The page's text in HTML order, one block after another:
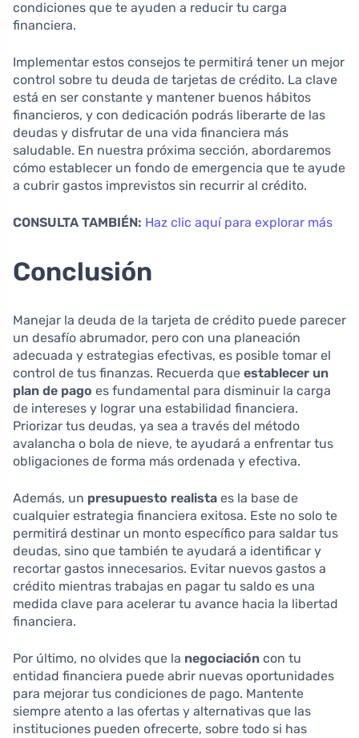
condiciones que te ayuden a reducir tu carga
financiera.
Implementar estos consejos te permitirá tener un mejor
control sobre tu deuda de tarjetas de crédito. La clave
está en ser constante y mantener buenos hábitos
financieros, y con dedicación podrás liberarte de las
deudas y disfrutar de una vida financiera más
saludable. En nuestra próxima sección, abordaremos
cómo establecer un fondo de emergencia que te ayude
a cubrir gastos imprevistos sin recurrir al crédito.
CONSULTA TAMBIÉN: Haz clic aquí para explorar más
Conclusión
Manejar la deuda de la tarjeta de crédito puede parecer
un desafío abrumador, pero con una planeación
adecuada y estrategias efectivas, es posible tomar el
control de tus finanzas. Recuerda que establecer un
plan de pago es fundamental para disminuir la carga
de intereses y lograr una estabilidad financiera.
Priorizar tus deudas, ya sea a través del método
avalancha o bola de nieve, te ayudará a enfrentar tus
obligaciones de forma más ordenada y efectiva.
Además, un presupuesto realista es la base de
cualquier estrategia financiera exitosa. Este no solo te
permitirá destinar un monto específico para saldar tus
deudas, sino que también te ayudará a identificar y
recortar gastos innecesarios. Evitar nuevos gastos a
crédito mientras trabajas en pagar tu saldo es una
medida clave para acelerar tu avance hacia la libertad
financiera.
Por último, no olvides que la negociación con tu
entidad financiera puede abrir nuevas oportunidades
para mejorar tus condiciones de pago. Mantente
siempre atento a las ofertas y alternativas que las
instituciones pueden ofrecerte, sobre todo si has